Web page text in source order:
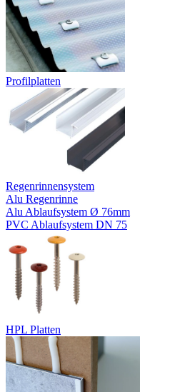
Profilplatten
Regenrinnensystem
Alu Regenrinne
Alu Ablaufsystem Ø 76mm
PVC Ablaufsystem DN 75
HPL Platten